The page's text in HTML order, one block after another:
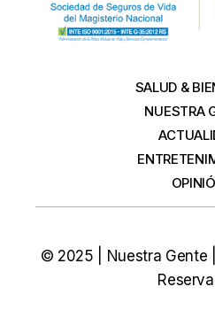
SALUD &
NUESTRA
© 2025 | Nuestra Gente